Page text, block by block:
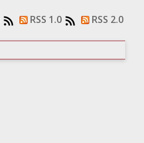
RSS 1.0 RSS 2.0